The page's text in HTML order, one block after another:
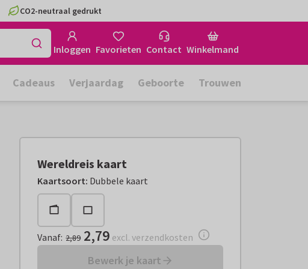
CO2-neutraal gedrukt
Inloggen Favorieten Contact Winkelmand
Cadeaus Verjaardag Geboorte Trouwen
Wereldreis kaart
Kaartsoort: Dubbele kaart
Vanaf:€ 2,79 excl. verzendkosten
Vanaf: 2,89 2,79 excl. verzendkosten
Bewerk je kaart